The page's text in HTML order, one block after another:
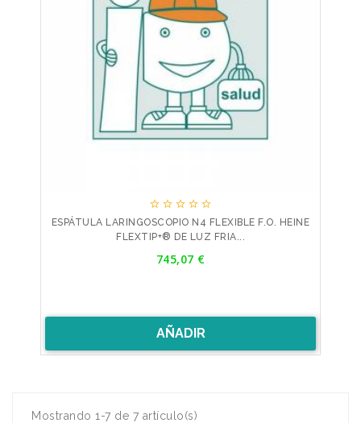
    
ESPÁTULA LARINGOSCOPIO N4 FLEXIBLE F.O. HEINE
FLEXTIP+® DE LUZ FRIA...
745,07 €
AÑADIR
Mostrando 1-7 de 7 artículo(s)